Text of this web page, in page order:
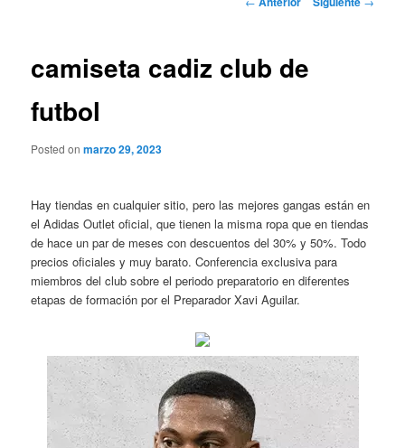
camiseta cadiz club de
futbol
Posted onmarzo 29, 2023
Hay tiendas en cualquier sitio, pero las mejores gangas están en
el Adidas Outlet oficial, que tienen la misma ropa que en tiendas
de hace un par de meses con descuentos del 30% y 50%. Todo
precios oficiales y muy barato. Conferencia exclusiva para
miembros del club sobre el periodo preparatorio en diferentes
etapas de formación por el Preparador Xavi Aguilar.